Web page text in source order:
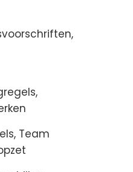
Team